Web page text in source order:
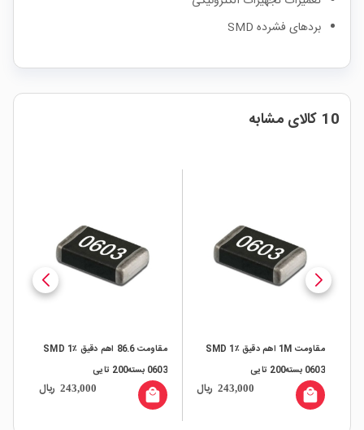
بردهای فشرده SMD
10 کالای مشابه
مقاومت 1M اهم دقیق ٪1 SMD
0603 بسته200 تایی
243,000 ریال local_mall
مقاومت 86.6 اهم دقیق ٪1 SMD
0603 بسته200 تایی
243,000 ریال local_mall